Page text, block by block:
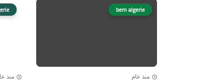
bem algerie
منذ عام منذ